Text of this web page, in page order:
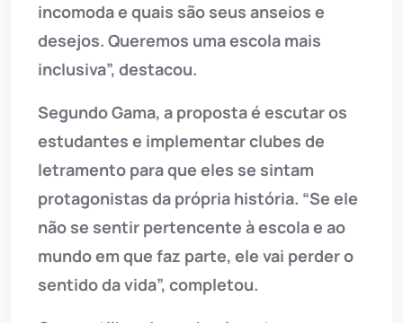
incomoda e quais são seus anseios e
desejos. Queremos uma escola mais
inclusiva”, destacou.
Segundo Gama, a proposta é escutar os
estudantes e implementar clubes de
letramento para que eles se sintam
protagonistas da própria história. “Se ele
não se sentir pertencente à escola e ao
mundo em que faz parte, ele vai perder o
sentido da vida”, completou.